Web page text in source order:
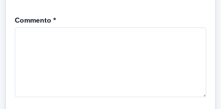
Commento *